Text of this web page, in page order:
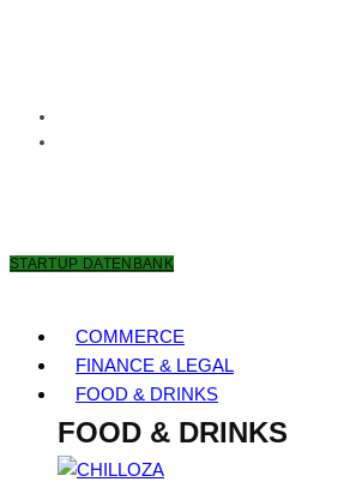
STARTUP DATENBANK
COMMERCE
FINANCE & LEGAL
FOOD & DRINKS
FOOD & DRINKS